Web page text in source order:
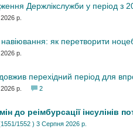
Держлікслужби у період з
р.
як перетворити
р.
перехідний період для
р. 2
до реімбурсації інсулінів
1552 ) 3 Серпня 2026 р.